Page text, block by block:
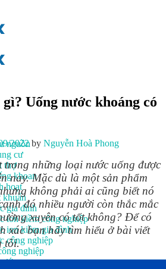
nguồn
cư
thự
khoan
hoạt
gia đình
ion kiềm công nghiệp
ion kiềm gia đình
công nghiệp
nghiệp
Uống nước khoáng có
2022 by Nguyễn Hoà Phong
những loại nước uống được
nay. Mặc dù là một sản phẩm
không phải ai cũng biết nó
đó nhiều người còn thắc mắc
xuyên có tốt không? Để có
xác bạn hãy tìm hiểu ở bài viết
tôi.